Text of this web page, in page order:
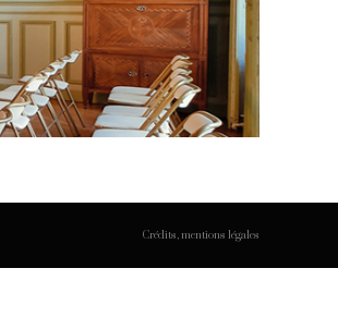
Crédits, mentions légales